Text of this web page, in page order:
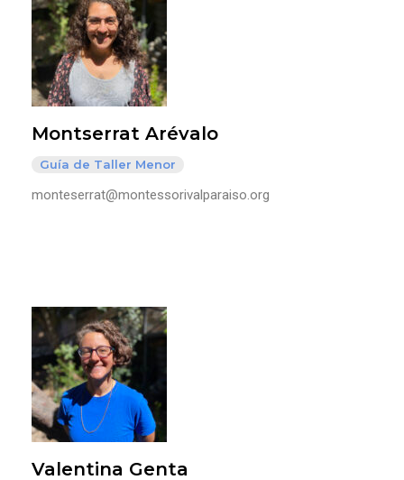
Montserrat Arévalo
Guía de Taller Menor
monteserrat@montessorivalparaiso.org
Valentina Genta